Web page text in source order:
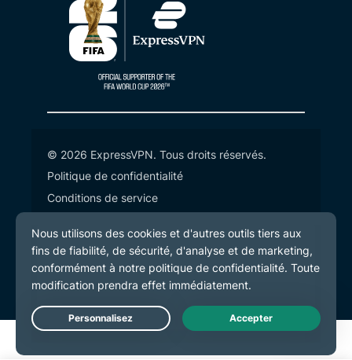
© 2026 ExpressVPN. Tous droits réservés.
Politique de confidentialité
Conditions de service
Live Chat